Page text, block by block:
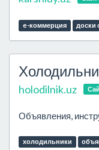
e-коммерция доски
holodilnik.uz
Объявления,
холодильники